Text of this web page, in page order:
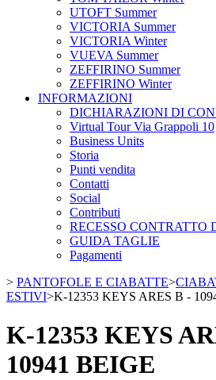
UTOFT Summer
VICTORIA Summer
VICTORIA Winter
VUEVA Summer
ZEFFIRINO Summer
ZEFFIRINO Winter
INFORMAZIONI
DICHIARAZIONI DI
Virtual Tour Via Grappoli 10
Business Units
Storia
Punti vendita
Contatti
Social
Contributi
RECESSO CONTRATTO
GUIDA TAGLIE
Pagamenti
> PANTOFOLE E CIABATTE>
ESTIVI>K-12353 KEYS ARES B -
K-12353 KEYS
10941 BEIGE